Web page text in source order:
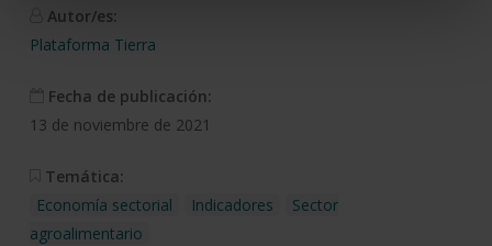
Autor/es:
Plataforma Tierra
Fecha de publicación:
13 de noviembre de 2021
Temática:
Economía sectorial
Indicadores
Sector
agroalimentario